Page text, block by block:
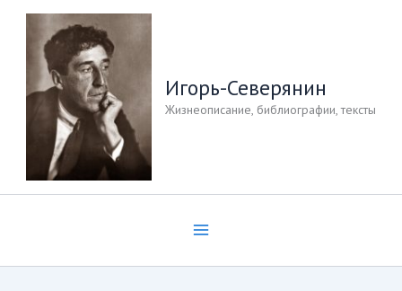
Перейти
содержимому
Игорь-Северянин
Жизнеописание, библиографии, тексты